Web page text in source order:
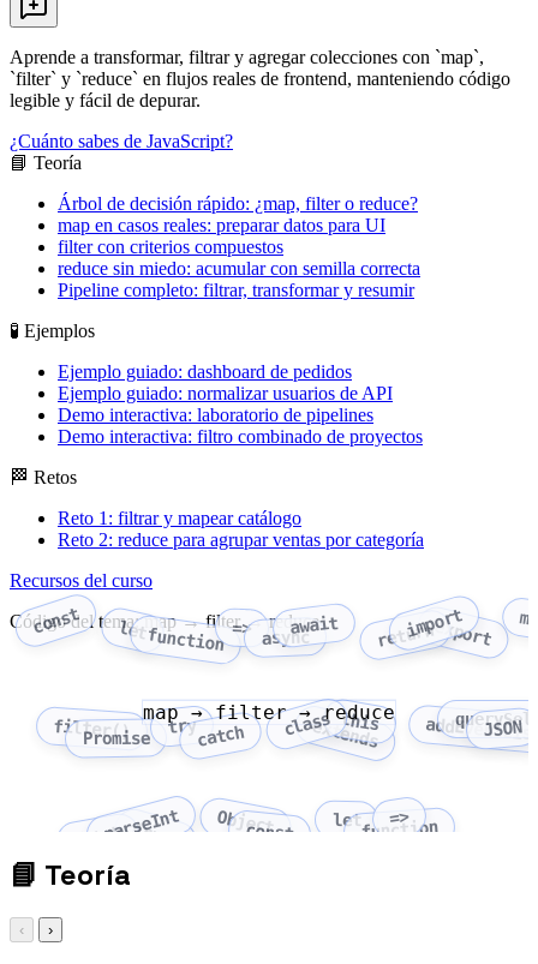
Aprende a transformar, filtrar y agregar colecciones con `map`,
`filter` y `reduce` en flujos reales de frontend, manteniendo código
legible y fácil de depurar.
¿Cuánto sabes de JavaScript?
📘 Teoría
Árbol de decisión rápido: ¿map, filter o reduce?
map en casos reales: preparar datos para UI
filter con criterios compuestos
reduce sin miedo: acumular con semilla correcta
Pipeline completo: filtrar, transformar y resumir
🧪 Ejemplos
Ejemplo guiado: dashboard de pedidos
Ejemplo guiado: normalizar usuarios de API
Demo interactiva: laboratorio de pipelines
Demo interactiva: filtro combinado de proyectos
🏁 Retos
Reto 1: filtrar y mapear catálogo
Reto 2: reduce para agrupar ventas por categoría
Recursos del curso
Código del tema: map → filter → reduce
const letfunction => asyncawait return
importexport
filter()
Promise
trycatch classextends
this JSON
fetch
parseInt
Array Object
const letfunction
=>
map → filter → reduce
📘 Teoría
‹ ›